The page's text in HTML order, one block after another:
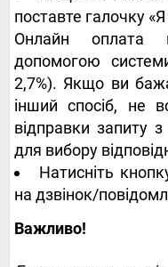
поставте галочку
Онлайн оплата
допомогою
2,7%). Якщо ви
інший спосіб, не
відправки запиту
для вибору
Натисніть
на дзвінок/
Важливо!